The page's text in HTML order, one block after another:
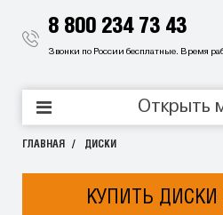
8 800 234 73 43
Звонки по России бесплатные. Время
Открыть
ГЛАВНАЯ ДИСКИ
КУПИТЬ ДИСКИ